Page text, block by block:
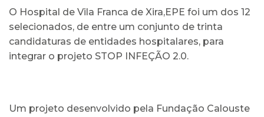
O Hospital de Vila Franca de Xira,EPE foi um dos 12
selecionados, de entre um conjunto de trinta
candidaturas de entidades hospitalares, para
integrar o projeto STOP INFEÇÃO 2.0.
Um projeto desenvolvido pela Fundação Calouste